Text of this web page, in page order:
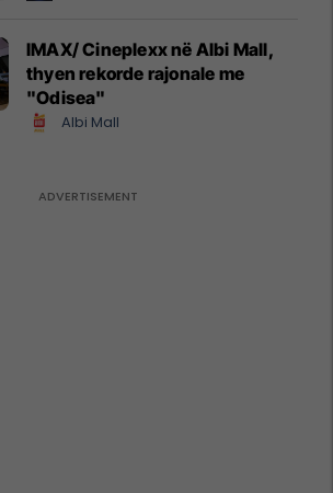
IMAX/ Cineplexx në Albi Mall,
thyen rekorde rajonale me
"Odisea"
Albi Mall